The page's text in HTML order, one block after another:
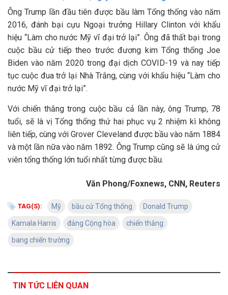
Ông Trump lần đầu tiên được bầu làm Tổng thống vào năm
2016, đánh bại cựu Ngoại trưởng Hillary Clinton với khẩu
hiệu “Làm cho nước Mỹ vĩ đại trở lại”. Ông đã thất bại trong
cuộc bầu cử tiếp theo trước đương kim Tổng thống Joe
Biden vào năm 2020 trong đại dịch COVID-19 và nay tiếp
tục cuộc đua trở lại Nhà Trắng, cùng với khẩu hiệu “Làm cho
nước Mỹ vĩ đại trở lại”.
Với chiến thắng trong cuộc bầu cả lần này, ông Trump, 78
tuổi, sẽ là vị Tổng thống thứ hai phục vụ 2 nhiệm kì không
liên tiếp, cùng với Grover Cleveland được bầu vào năm 1884
và một lần nữa vào năm 1892. Ông Trump cũng sẽ là ứng cử
viên tổng thống lớn tuổi nhất từng được bầu.
Văn Phong/Foxnews, CNN, Reuters
TAG(S): Mỹ bầu cử Tổng thống Donald Trump
Kamala Harris đảng Cộng hòa chiến thắng
bang chiến trường
TIN TỨC LIÊN QUAN